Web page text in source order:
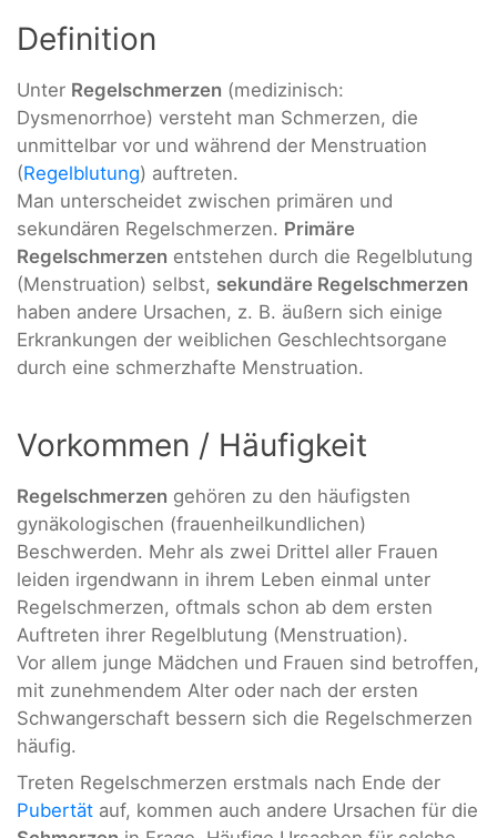
Definition
Unter Regelschmerzen (medizinisch:
Dysmenorrhoe) versteht man Schmerzen, die
unmittelbar vor und während der Menstruation
(Regelblutung) auftreten.
Man unterscheidet zwischen primären und
sekundären Regelschmerzen. Primäre
Regelschmerzen entstehen durch die Regelblutung
(Menstruation) selbst, sekundäre Regelschmerzen
haben andere Ursachen, z. B. äußern sich einige
Erkrankungen der weiblichen Geschlechtsorgane
durch eine schmerzhafte Menstruation.
Vorkommen / Häufigkeit
Regelschmerzen gehören zu den häufigsten
gynäkologischen (frauenheilkundlichen)
Beschwerden. Mehr als zwei Drittel aller Frauen
leiden irgendwann in ihrem Leben einmal unter
Regelschmerzen, oftmals schon ab dem ersten
Auftreten ihrer Regelblutung (Menstruation).
Vor allem junge Mädchen und Frauen sind betroffen,
mit zunehmendem Alter oder nach der ersten
Schwangerschaft bessern sich die Regelschmerzen
häufig.
Treten Regelschmerzen erstmals nach Ende der
Pubertät auf, kommen auch andere Ursachen für die